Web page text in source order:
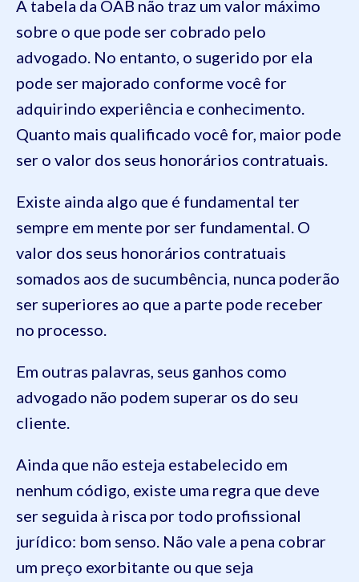
A tabela da OAB não traz um valor máximo
sobre o que pode ser cobrado pelo
advogado. No entanto, o sugerido por ela
pode ser majorado conforme você for
adquirindo experiência e conhecimento.
Quanto mais qualificado você for, maior pode
ser o valor dos seus honorários contratuais.
Existe ainda algo que é fundamental ter
sempre em mente por ser fundamental. O
valor dos seus honorários contratuais
somados aos de sucumbência, nunca poderão
ser superiores ao que a parte pode receber
no processo.
Em outras palavras, seus ganhos como
advogado não podem superar os do seu
cliente.
Ainda que não esteja estabelecido em
nenhum código, existe uma regra que deve
ser seguida à risca por todo profissional
jurídico: bom senso. Não vale a pena cobrar
um preço exorbitante ou que seja